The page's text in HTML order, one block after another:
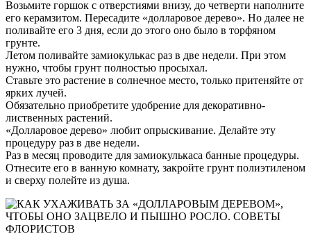
Возьмите горшок с отверстиями внизу, до четверти наполните
его керамзитом. Пересадите «долларовое дерево». Но далее не
поливайте его 3 дня, если до этого оно было в торфяном
грунте.
Летом поливайте замиокулькас раз в две недели. При этом
нужно, чтобы грунт полностью просыхал.
Ставьте это растение в солнечное место, только притеняйте от
ярких лучей.
Обязательно приобретите удобрение для декоративно-
лиственных растений.
«Долларовое дерево» любит опрыскивание. Делайте эту
процедуру раз в две недели.
Раз в месяц проводите для замиокулькаса банные процедуры.
Отнесите его в ванную комнату, закройте грунт полиэтиленом
и сверху полейте из душа.